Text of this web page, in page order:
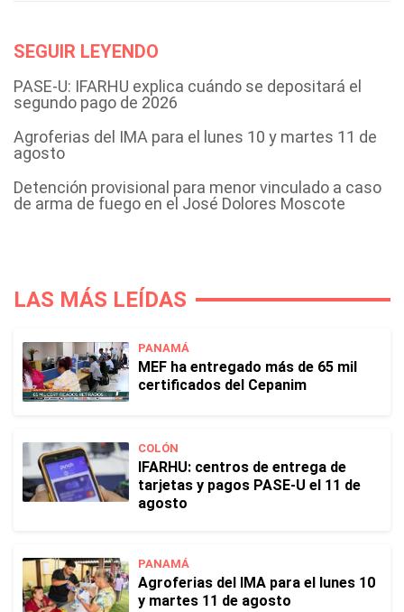
SEGUIR LEYENDO
PASE-U: IFARHU explica cuándo se depositará el
segundo pago de 2026
Agroferias del IMA para el lunes 10 y martes 11 de
agosto
Detención provisional para menor vinculado a caso
de arma de fuego en el José Dolores Moscote
LAS MÁS LEÍDAS
PANAMÁ
MEF ha entregado más de 65 mil
certificados del Cepanim
COLÓN
IFARHU: centros de entrega de
tarjetas y pagos PASE-U el 11 de
agosto
PANAMÁ
Agroferias del IMA para el lunes 10
y martes 11 de agosto